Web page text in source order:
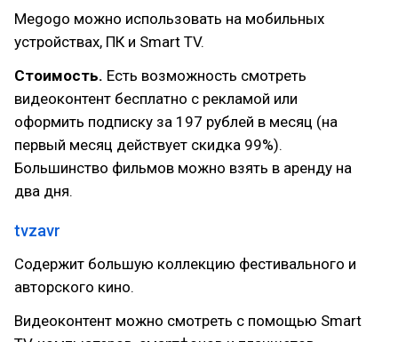
Megogo можно использовать на мобильных
устройствах, ПК и Smart TV.
Стоимость. Есть возможность смотреть
видеоконтент бесплатно с рекламой или
оформить подписку за 197 рублей в месяц (на
первый месяц действует скидка 99%).
Большинство фильмов можно взять в аренду на
два дня.
tvzavr
Содержит большую коллекцию фестивального и
авторского кино.
Видеоконтент можно смотреть с помощью Smart